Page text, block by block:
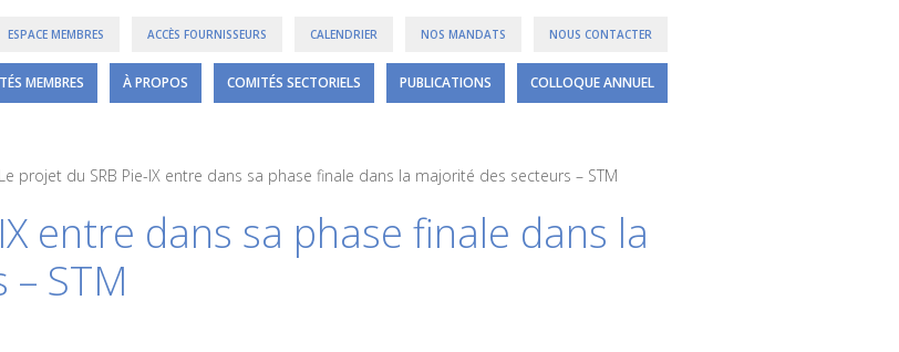
ESPACE MEMBRES ACCÈS FOURNISSEURS CALENDRIER NOS MANDATS NOUS CONTACTER
MEMBRES À PROPOS COMITÉS SECTORIELS PUBLICATIONS COLLOQUE ANNUEL
Le projet du SRB Pie-IX entre dans sa phase finale dans la majorité des secteurs – STM
entre dans sa phase finale dans la
STM